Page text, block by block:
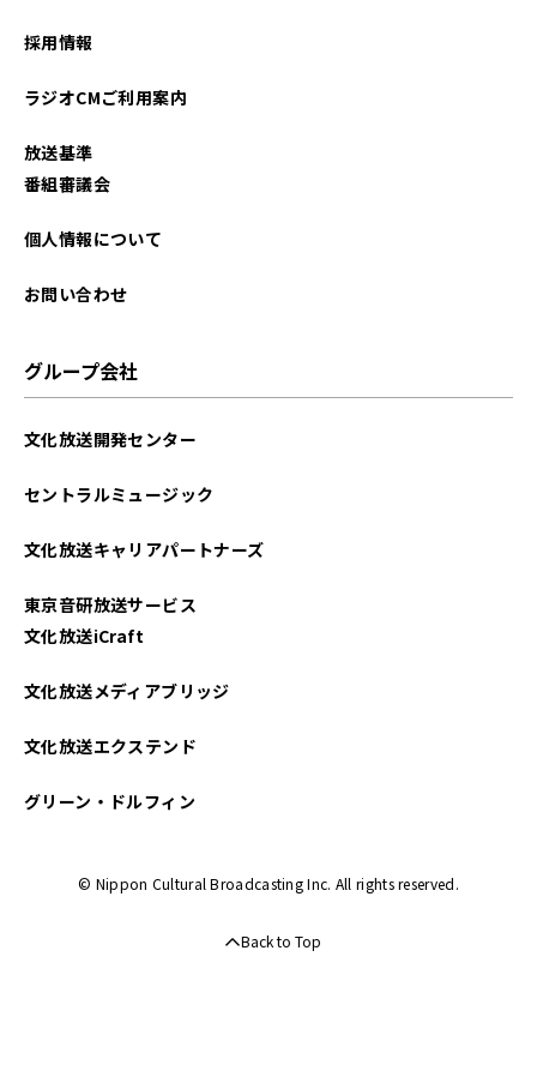
採用情報
ラジオCMご利用案内
放送基準
番組審議会
個人情報について
お問い合わせ
グループ会社
文化放送開発センター
セントラルミュージック
文化放送キャリアパートナーズ
東京音研放送サービス
文化放送iCraft
文化放送メディアブリッジ
文化放送エクステンド
グリーン・ドルフィン
© Nippon Cultural Broadcasting Inc. All rights reserved.
Back to Top